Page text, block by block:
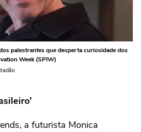
palestrantes que desperta curiosidade dos
Week (SPIW)
a futurista Monica